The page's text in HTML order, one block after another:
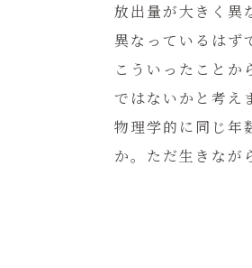
放出量が大きく異
異なっているはず
こういったこと
ではないかと考え
物理学的に同じ年
か。ただ生きなが